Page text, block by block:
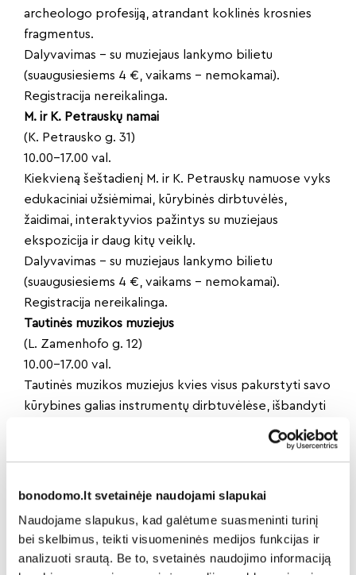
bonodomo.lt svetainėje naudojami slapukai
Naudojame slapukus, kad galėtume suasmeninti turinį
bei skelbimus, teikti visuomeninės medijos funkcijas ir
analizuoti srautą. Be to, svetainės naudojimo informaciją
archeologo profesiją, atrandant koklinės krosnies
fragmentus.
Dalyvavimas – su muziejaus lankymo bilietu
(suaugusiesiems 4 €, vaikams – nemokamai).
Registracija nereikalinga.
M. ir K. Petrauskų namai
(K. Petrausko g. 31)
10.00–17.00 val.
Kiekvieną šeštadienį M. ir K. Petrauskų namuose vyks
edukaciniai užsiėmimai, kūrybinės dirbtuvėlės,
žaidimai, interaktyvios pažintys su muziejaus
ekspozicija ir daug kitų veiklų.
Dalyvavimas – su muziejaus lankymo bilietu
(suaugusiesiems 4 €, vaikams – nemokamai).
Registracija nereikalinga.
Tautinės muzikos muziejus
(L. Zamenhofo g. 12)
10.00–17.00 val.
Tautinės muzikos muziejus kvies visus pakurstyti savo
kūrybines galias instrumentų dirbtuvėlėse, išbandyti
savo talentus dainuojant sutartinių karaokę, pasinerti
į virtualią realybę, išgauti griausmingus liaudies
šokančio arklio ir meškos kailyje.
(suaugusiesiems 4 €, vaikams – nemokamai).
Registracija nereikalinga.
Vienas bilietas – visi muziejaus padaliniai. Už 14 €